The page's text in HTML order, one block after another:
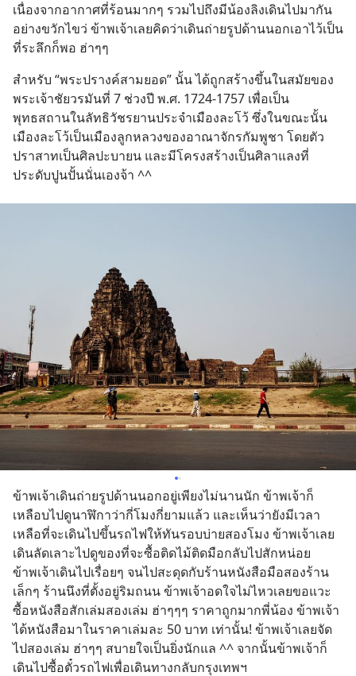
เนื่องจากอากาศที่ร้อนมากๆ รวมไปถึงมีน้องลิงเดินไปมากัน
อย่างขวักไขว่ ข้าพเจ้าเลยคิดว่าเดินถ่ายรูปด้านนอกเอาไว้เป็น
ที่ระลึกก็พอ ฮ่าๆๆ
สำหรับ “พระปรางค์สามยอด” นั้น ได้ถูกสร้างขึ้นในสมัยของ
พระเจ้าชัยวรมันที่ 7 ช่วงปี พ.ศ. 1724-1757 เพื่อเป็น
พุทธสถานในลัทธิวัชรยานประจำเมืองละโว้ ซึ่งในขณะนั้น
เมืองละโว้เป็นเมืองลูกหลวงของอาณาจักรกัมพูชา โดยตัว
ปราสาทเป็นศิลปะบายน และมีโครงสร้างเป็นศิลาแลงที่
ประดับปูนปั้นนั่นเองจ้า ^^
ข้าพเจ้าเดินถ่ายรูปด้านนอกอยู่เพียงไม่นานนัก ข้าพเจ้าก็
เหลือบไปดูนาฬิกาว่ากี่โมงกี่ยามแล้ว และเห็นว่ายังมีเวลา
เหลือที่จะเดินไปขึ้นรถไฟให้ทันรอบบ่ายสองโมง ข้าพเจ้าเลย
เดินลัดเลาะไปดูของที่จะซื้อติดไม้ติดมือกลับไปสักหน่อย
ข้าพเจ้าเดินไปเรื่อยๆ จนไปสะดุดกับร้านหนังสือมือสองร้าน
เล็กๆ ร้านนึงที่ตั้งอยู่ริมถนน ข้าพเจ้าอดใจไม่ไหวเลยขอแวะ
ซื้อหนังสือสักเล่มสองเล่ม ฮ่าๆๆๆ ราคาถูกมากพี่น้อง ข้าพเจ้า
ได้หนังสือมาในราคาเล่มละ 50 บาท เท่านั้น! ข้าพเจ้าเลยจัด
ไปสองเล่ม ฮ่าๆๆ สบายใจเป็นยิ่งนักแล ^^ จากนั้นข้าพเจ้าก็
เดินไปซื้อตั๋วรถไฟเพื่อเดินทางกลับกรุงเทพฯ